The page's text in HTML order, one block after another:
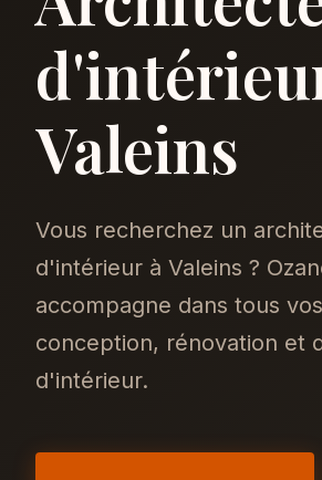
Valeins
Vous recherchez un
d'intérieur à Valeins ?
accompagne dans tous
conception, rénovation et
d'intérieur.